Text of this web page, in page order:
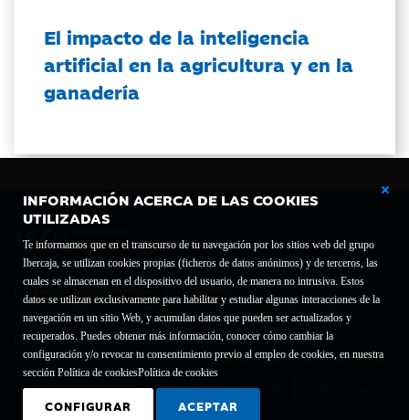
INFORMACIÓN ACERCA DE LAS COOKIES
UTILIZADAS
Te informamos que en el transcurso de tu navegación por los sitios web del grupo
Ibercaja, se utilizan cookies propias (ficheros de datos anónimos) y de terceros, las
cuales se almacenan en el dispositivo del usuario, de manera no intrusiva. Estos
datos se utilizan exclusivamente para habilitar y estudiar algunas interacciones de la
navegación en un sitio Web, y acumulan datos que pueden ser actualizados y
recuperados. Puedes obtener más información, conocer cómo cambiar la
configuración y/o revocar tu consentimiento previo al empleo de cookies, en nuestra
sección Política de cookiesPolítica de cookies
CONFIGURAR ACEPTAR
El impacto de la inteligencia
artificial en la agricultura y en la
ganadería
Fundación Bancaria Ibercaja C.I.F. G-50000652.
Inscrita en el Registro de Fundaciones del Mº de Educación, Cultura y Deporte con el nº
1689.
Domicilio social: Joaquín Costa, 13. 50001 Zaragoza.
Contacto
Declaración de accesibilidad
Aviso legal Política de privacidad